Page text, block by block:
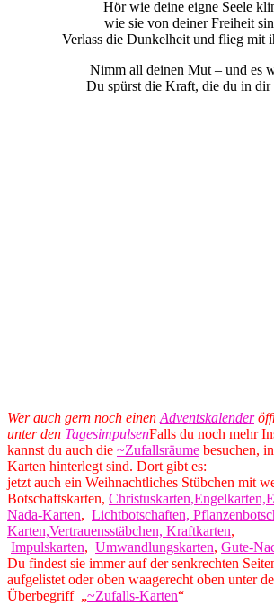
Hör wie deine eigne Seele
wie sie von deiner Freiheit
Verlass die Dunkelheit und flieg mit
Nimm all deinen Mut – und es
Du spürst die Kraft, die du in
Wer auch gern noch einen Adventskalender
unter den TagesimpulsenFalls du noch mehr
kannst du auch die ~Zufallsräume besuchen,
Karten hinterlegt sind. Dort gibt es:
jetzt auch ein Weihnachtliches Stübchen mit
Botschaftskarten, Christuskarten,Engelkarten,
Nada-Karten, Lichtbotschaften,
Karten,Vertrauensstäbchen, Kraftkarten,
Impulskarten, Umwandlungskarten, Gute-
Du findest sie immer auf der senkrechten
aufgelistet oder oben waagerecht oben unter
Überbegriff „~Zufalls-Karten“